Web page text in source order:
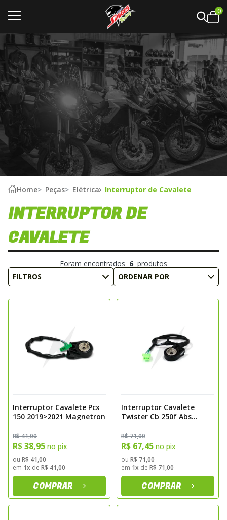
0
Home Peças Elétrica Interruptor de Cavalete
INTERRUPTOR DE
CAVALETE
Foram encontrados 6 produtos
FILTROS
ORDENAR POR
Interruptor Cavalete Pcx
150 2019>2021 Magnetron
R$ 41,00
R$ 38,95 no pix
ou R$ 41,00
em 1x de R$ 41,00
COMPRAR
Interruptor Cavalete
Twister Cb 250f Abs
250f Flex 2016>2018
Magnetron
R$ 71,00
R$ 67,45 no pix
ou R$ 71,00
em 1x de R$ 71,00
COMPRAR